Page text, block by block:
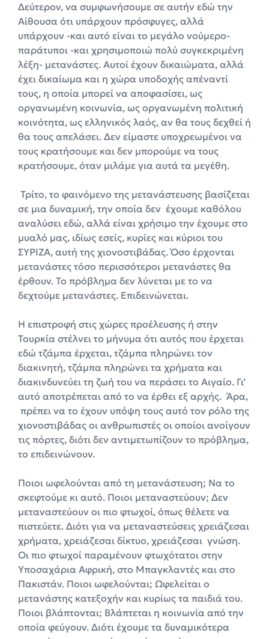
Δεύτερον, να συμφωνήσουμε σε αυτήν εδώ την
Αίθουσα ότι υπάρχουν πρόσφυγες, αλλά
υπάρχουν -και αυτό είναι το μεγάλο νούμερο-
παράτυποι -και χρησιμοποιώ πολύ συγκεκριμένη
λέξη- μετανάστες. Αυτοί έχουν δικαιώματα, αλλά
έχει δικαίωμα και η χώρα υποδοχής απέναντί
τους, η οποία μπορεί να αποφασίσει, ως
οργανωμένη κοινωνία, ως οργανωμένη πολιτική
κοινότητα, ως ελληνικός λαός, αν θα τους δεχθεί ή
θα τους απελάσει. Δεν είμαστε υποχρεωμένοι να
τους κρατήσουμε και δεν μπορούμε να τους
κρατήσουμε, όταν μιλάμε για αυτά τα μεγέθη.
Τρίτο, το φαινόμενο της μετανάστευσης βασίζεται
σε μια δυναμική, την οποία δεν έχουμε καθόλου
αναλύσει εδώ, αλλά είναι χρήσιμο την έχουμε στο
μυαλό μας, ιδίως εσείς, κυρίες και κύριοι του
ΣΥΡΙΖΑ, αυτή της χιονοστιβάδας. Όσο έρχονται
μετανάστες τόσο περισσότεροι μετανάστες θα
έρθουν. Το πρόβλημα δεν λύνεται με το να
δεχτούμε μετανάστες. Επιδεινώνεται.
Η επιστροφή στις χώρες προέλευσης ή στην
Τουρκία στέλνει το μήνυμα ότι αυτός που έρχεται
εδώ τζάμπα έρχεται, τζάμπα πληρώνει τον
διακινητή, τζάμπα πληρώνει τα χρήματα και
διακινδυνεύει τη ζωή του να περάσει το Αιγαίο. Γι’
αυτό αποτρέπεται από το να έρθει εξ αρχής. Άρα,
πρέπει να το έχουν υπόψη τους αυτό τον ρόλο της
χιονοστιβάδας οι ανθρωπιστές οι οποίοι ανοίγουν
τις πόρτες, διότι δεν αντιμετωπίζουν το πρόβλημα,
το επιδεινώνουν.
Ποιοι ωφελούνται από τη μετανάστευση; Να το
σκεφτούμε κι αυτό. Ποιοι μεταναστεύουν; Δεν
μεταναστεύουν οι πιο φτωχοί, όπως θέλετε να
πιστεύετε. Διότι για να μεταναστεύσεις χρειάζεσαι
χρήματα, χρειάζεσαι δίκτυο, χρειάζεσαι γνώση.
Οι πιο φτωχοί παραμένουν φτωχότατοι στην
Υποσαχάρια Αφρική, στο Μπαγκλαντές και στο
Πακιστάν. Ποιοι ωφελούνται; Ωφελείται ο
μετανάστης κατεξοχήν και κυρίως τα παιδιά του.
Ποιοι βλάπτονται; Βλάπτεται η κοινωνία από την
οποία φεύγουν. Διότι έχουμε τα δυναμικότερα